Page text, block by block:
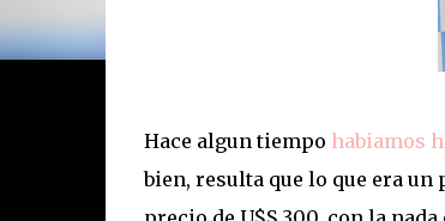
Hace algun tiempo habiamos
bien, resulta que lo que era un